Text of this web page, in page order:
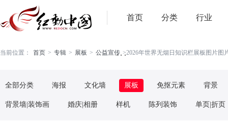
首页 分类 行业
. . .
当前位置： 首页 > 专辑 > 展板 > 公益宣传 >2026年世界无烟日知识栏展板图片图
全部分类 海报 文化墙 展板 免抠元素 背景
背景墙|装饰画 婚庆|相册 样机 陈列装饰 单页|折页